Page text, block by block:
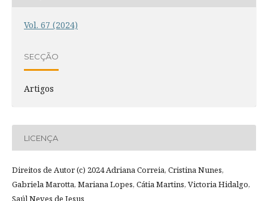
Vol. 67 (2024)
SECÇÃO
Artigos
LICENÇA
Direitos de Autor (c) 2024 Adriana Correia, Cristina Nunes,
Gabriela Marotta, Mariana Lopes, Cátia Martins, Victoria Hidalgo,
Saúl Neves de Jesus